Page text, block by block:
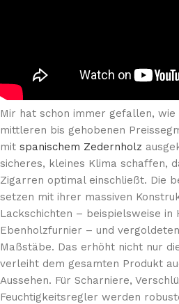
Mir hat schon immer gefallen, wie
mittleren bis gehobenen
mit spanischem Zedernholz
sicheres, kleines Klima schaffen,
Zigarren optimal einschließt. Die
setzen mit ihrer massiven
Lackschichten – beispielsweise in
Ebenholzfurnier – und
Maßstäbe. Das erhöht nicht nur
verleiht dem gesamten Produkt
Aussehen. Für Scharniere,
Feuchtigkeitsregler werden